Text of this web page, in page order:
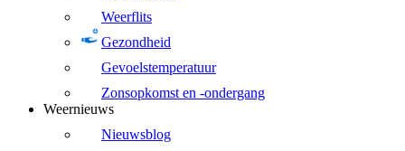
Weerflits
Gezondheid
Gevoelstemperatuur
Zonsopkomst en -ondergang
Weernieuws
Nieuwsblog